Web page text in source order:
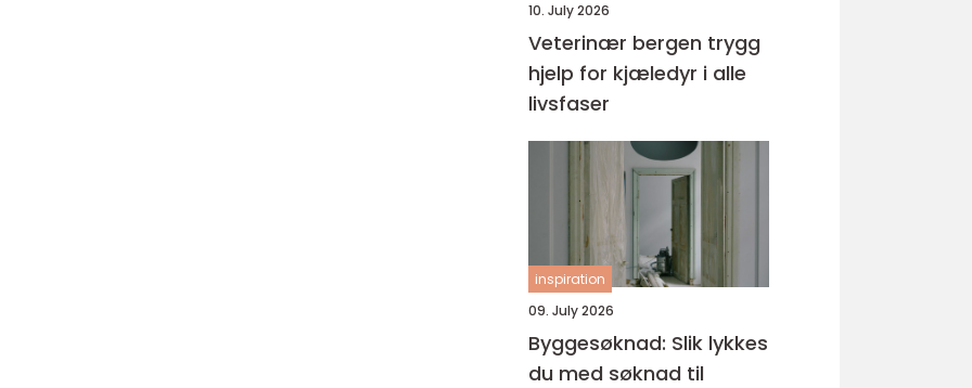
10. July 2026
Veterinær bergen trygg
hjelp for kjæledyr i alle
livsfaser
inspiration
09. July 2026
Byggesøknad: Slik lykkes
du med søknad til